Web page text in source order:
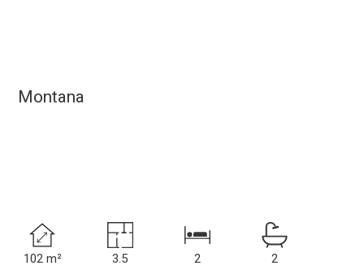
Montana
102 m² 3.5 2 2